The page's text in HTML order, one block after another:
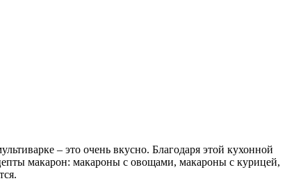
– это очень вкусно. Благодаря этой кухонной
макарон: макароны с овощами, макароны с курицей,